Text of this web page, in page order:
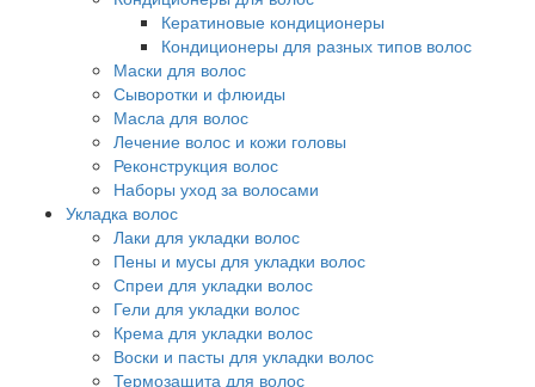
Кератиновые кондиционеры
Кондиционеры для разных типов волос
Маски для волос
Сыворотки и флюиды
Масла для волос
Лечение волос и кожи головы
Реконструкция волос
Наборы уход за волосами
Укладка волос
Лаки для укладки волос
Пены и мусы для укладки волос
Спреи для укладки волос
Гели для укладки волос
Крема для укладки волос
Воски и пасты для укладки волос
Термозащита для волос